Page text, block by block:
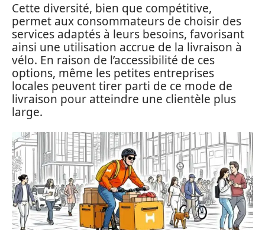
Cette diversité, bien que compétitive,
permet aux consommateurs de choisir des
services adaptés à leurs besoins, favorisant
ainsi une utilisation accrue de la livraison à
vélo. En raison de l’accessibilité de ces
options, même les petites entreprises
locales peuvent tirer parti de ce mode de
livraison pour atteindre une clientèle plus
large.